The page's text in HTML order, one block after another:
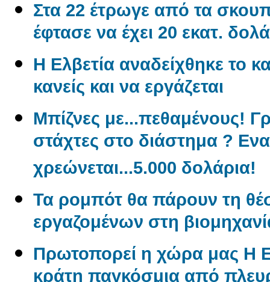
Στα 22 έτρωγε από τα
έφτασε να έχει 20 εκατ.
Η Ελβετία αναδείχθηκε το
κανείς και να εργάζεται
Μπίζνες με...πεθαμένους!
στάχτες στο διάστημα ?
χρεώνεται...5.000 δολάρια!
Τα ρομπότ θα πάρουν τη
εργαζομένων στη
Πρωτοπορεί η χώρα μας Η